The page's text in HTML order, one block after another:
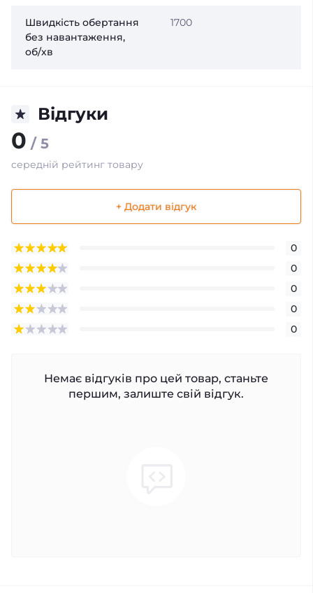
Швидкість обертання
без навантаження,
об/хв
1700
Відгуки
0 / 5
середній рейтинг товару
+ Додати відгук
0
0
0
0
0
Немає відгуків про цей товар, станьте
першим, залиште свій відгук.